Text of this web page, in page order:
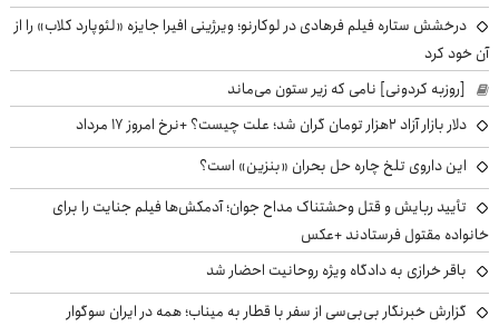
درخشش ستاره فیلم فرهادی در لوکارنو؛ ویرژینی افیرا جایزه «لئوپارد کلاب» را از
آن خود کرد
[روزبه کردونی] نامی که زیر ستون می‌ماند
دلار بازار آزاد ۲هزار تومان گران شد؛ علت چیست؟ +نرخ امروز ۱۷ مرداد
این داروی تلخ چاره حل بحران «بنزین» است؟
تأیید ربایش و قتل وحشتناک مداح جوان؛ آدمکش‌ها فیلم جنایت را برای
خانواده مقتول فرستادند +عکس
باقر خرازی به دادگاه ویژه روحانیت احضار شد
گزارش خبرنگار بی‌بی‌سی از سفر با قطار به میناب؛ همه در ایران سوگوار